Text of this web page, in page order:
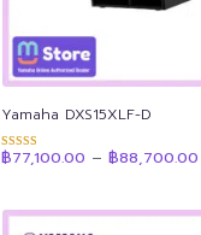
Yamaha DXS15XLF-D
ให้คะแนน
฿77,100.00 – ฿88,700.00